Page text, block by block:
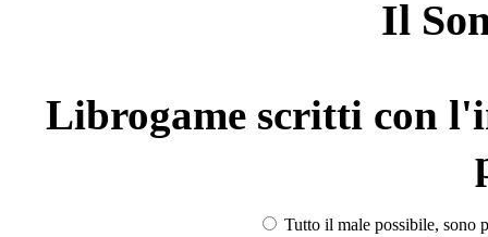
Il
Librogame scritti con
Tutto il male possibile, sono